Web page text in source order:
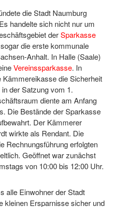
die Stadt Naumburg
handelte sich nicht nur um
derSparkasse
die erste kommunale
Anhalt. In Halle (Saale)
Vereinssparkasse. In
Kämmereikasse die Sicherheit
der Satzung vom 1.
diente am Anfang
Die Bestände der Sparkasse
Der Kämmerer
wirkte als Rendant. Die
Rechnungsführung erfolgten
Geöffnet war zunächst
von 10:00 bis 12:00 Uhr.
alle Einwohner der Stadt
kleinen Ersparnisse sicher und